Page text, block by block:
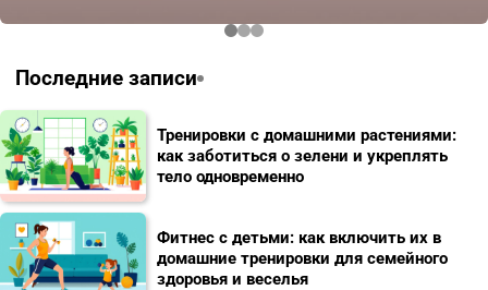
Последние записи
Тренировки с домашними растениями:
как заботиться о зелени и укреплять
тело одновременно
Фитнес с детьми: как включить их в
домашние тренировки для семейного
здоровья и веселья